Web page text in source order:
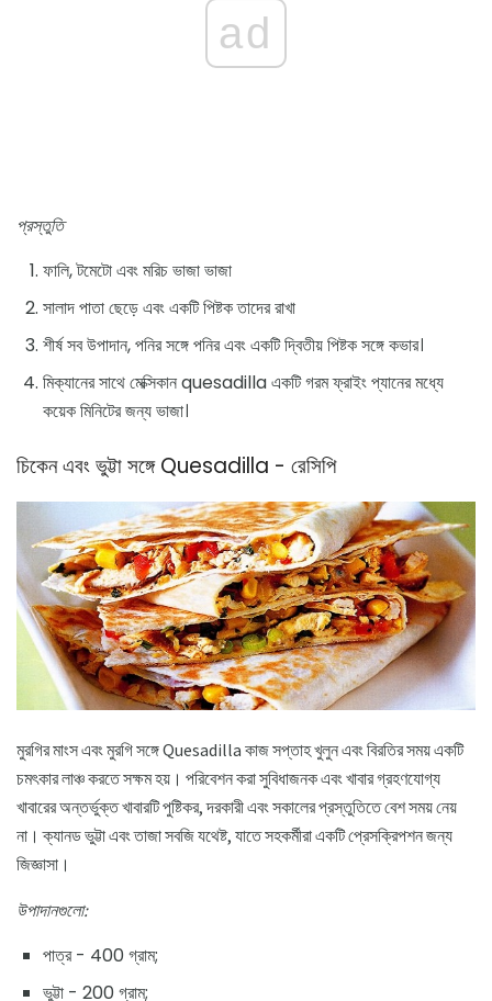
ad
প্রস্তুতি
ফালি, টমেটো এবং মরিচ ভাজা ভাজা
সালাদ পাতা ছেড়ে এবং একটি পিষ্টক তাদের রাখা
শীর্ষ সব উপাদান, পনির সঙ্গে পনির এবং একটি দ্বিতীয় পিষ্টক সঙ্গে কভার।
মিক্যানের সাথে মেক্সিকান quesadilla একটি গরম ফ্রাইং প্যানের মধ্যে
কয়েক মিনিটের জন্য ভাজা।
চিকেন এবং ভুট্টা সঙ্গে Quesadilla - রেসিপি
মুরগির মাংস এবং মুরগি সঙ্গে Quesadilla কাজ সপ্তাহ খুলুন এবং বিরতির সময় একটি
চমৎকার লাঞ্চ করতে সক্ষম হয়। পরিবেশন করা সুবিধাজনক এবং খাবার গ্রহণযোগ্য
খাবারের অন্তর্ভুক্ত খাবারটি পুষ্টিকর, দরকারী এবং সকালের প্রস্তুতিতে বেশ সময় নেয়
না। ক্যানড ভুট্টা এবং তাজা সবজি যথেষ্ট, যাতে সহকর্মীরা একটি প্রেসক্রিপশন জন্য
জিজ্ঞাসা।
উপাদানগুলো:
পাত্র - 400 গ্রাম;
ভুট্টা - 200 গ্রাম;